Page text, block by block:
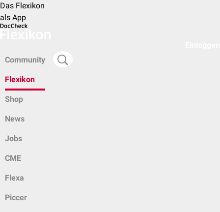
Das Flexikon
als App
Community
Flexikon
Shop
News
Jobs
CME
Flexa
Piccer